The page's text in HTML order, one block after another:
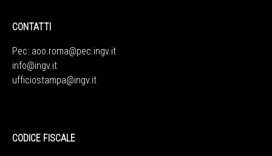
CONTATTI
Pec: aoo.roma@pec.ingv.it
info@ingv.it
ufficiostampa@ingv.it
CODICE FISCALE